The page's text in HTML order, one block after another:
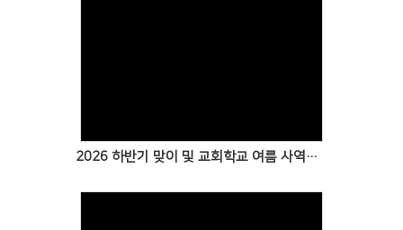
2026 하반기 맞이 및 교회학교 여름 사역을 위한 특별새벽기도회 특송